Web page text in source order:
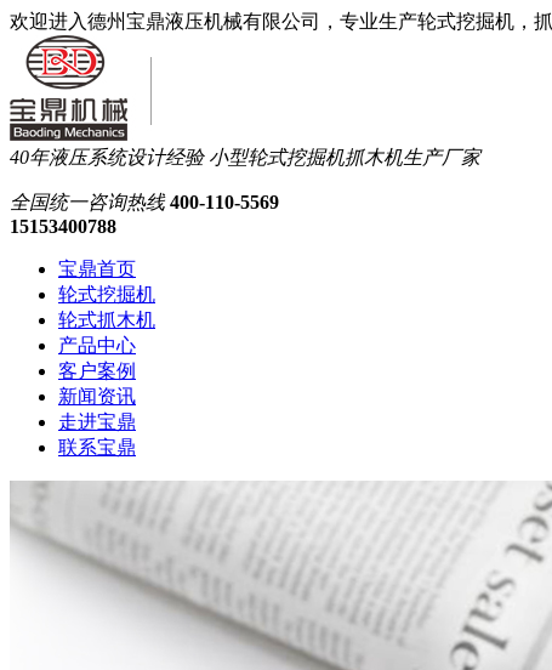
欢迎进入德州宝鼎液压机械有限公司，专业生产轮式挖掘机，
40年液压系统设计经验 小型轮式挖掘机抓木机生产厂家
全国统一咨询热线 400-110-5569
15153400788
宝鼎首页
轮式挖掘机
轮式抓木机
产品中心
客户案例
新闻资讯
走进宝鼎
联系宝鼎